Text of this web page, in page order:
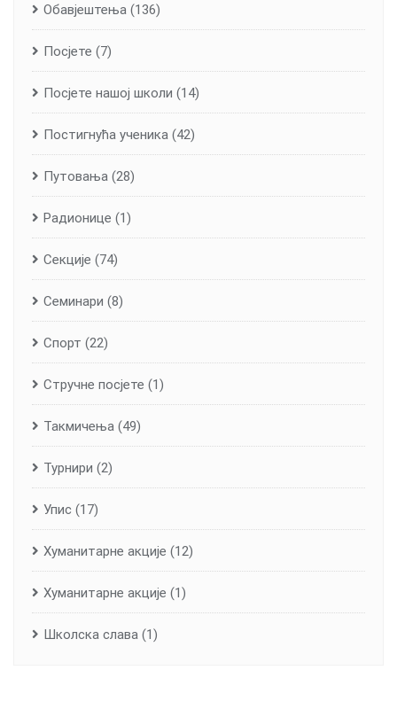
Обавјештења (136)
Посјете (7)
Посјете нашој школи (14)
Постигнућа ученика (42)
Путовања (28)
Радионице (1)
Секције (74)
Семинари (8)
Спорт (22)
Стручне посјете (1)
Такмичења (49)
Турнири (2)
Упис (17)
Хуманитарне aкције (12)
Хуманитарне акције (1)
Школска слава (1)